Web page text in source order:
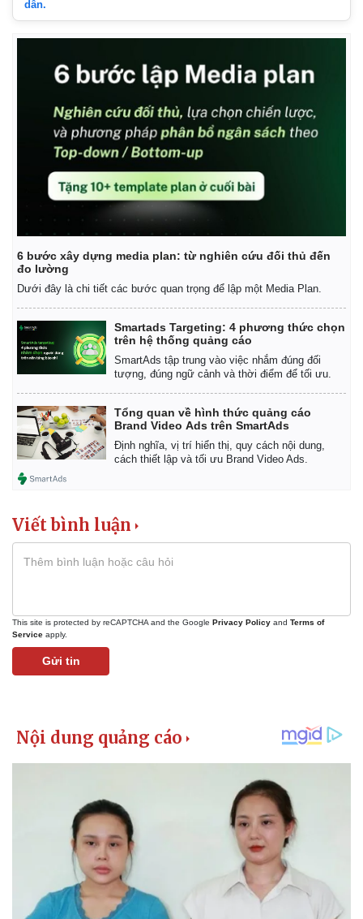
Quan sát
Cuộc sống đó đây
Video
Ảnh
E-Magazine
Infographic
dẫn.
6 bước xây dựng media plan: từ nghiên cứu đối thủ đến
đo lường
Dưới đây là chi tiết các bước quan trọng để lập một Media Plan.
Smartads Targeting: 4 phương thức chọn
trên hệ thống quảng cáo
SmartAds tập trung vào việc nhắm đúng đối
tượng, đúng ngữ cảnh và thời điểm để tối ưu.
Tổng quan về hình thức quảng cáo
Brand Video Ads trên SmartAds
Định nghĩa, vị trí hiển thị, quy cách nội dung,
cách thiết lập và tối ưu Brand Video Ads.
Viết bình luận
This site is protected by reCAPTCHA and the Google Privacy Policy and Terms of
Service apply.
Gửi tin